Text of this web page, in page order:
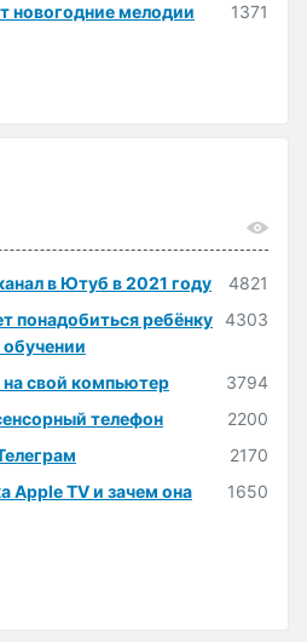
новогодние мелодии
1371
в Ютуб в 2021 году
4821
понадобиться ребёнку 4303
на свой компьютер
3794
телефон
2200
2170
Apple TV и зачем она
1650